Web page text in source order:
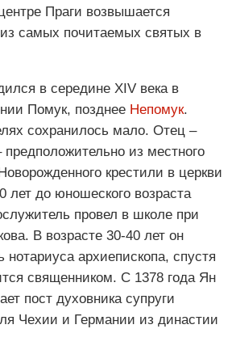
Праги возвышается
из самых почитаемых святых в
в середине XIV века в
Помук, позднее Непомук.
сохранилось мало. Отец –
из местного
крестили в церкви
лет до юношеского возраста
провел в школе при
В возрасте 30-40 лет он
архиепископа, спустя
священником. С 1378 года Ян
пост духовника супруги
Чехии и Германии из династии